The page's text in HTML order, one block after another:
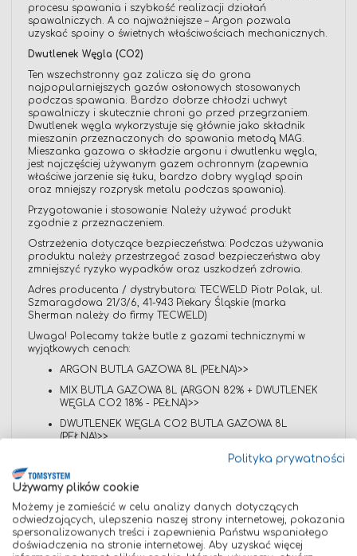
procesu spawania i szybkość realizacji działań
spawalniczych. A co najważniejsze – Argon pozwala
uzyskać spoiny o świetnych właściwościach mechanicznych.
Dwutlenek Węgla (CO2)
Ten wszechstronny gaz zalicza się do grona
najpopularniejszych gazów osłonowych stosowanych
podczas spawania. Bardzo dobrze chłodzi uchwyt
spawalniczy i skutecznie chroni go przed przegrzaniem.
Dwutlenek węgla wykorzystuje się głównie jako składnik
mieszanin przeznaczonych do spawania metodą MAG.
Mieszanka gazowa o składzie argonu i dwutlenku węgla,
jest najczęściej używanym gazem ochronnym (zapewnia
właściwe jarzenie się łuku, bardzo dobry wygląd spoin
oraz mniejszy rozprysk metalu podczas spawania).
Przygotowanie i stosowanie: Należy używać produkt
zgodnie z przeznaczeniem.
Ostrzeżenia dotyczące bezpieczeństwa: Podczas używania
produktu należy przestrzegać zasad bezpieczeństwa aby
zmniejszyć ryzyko wypadków oraz uszkodzeń zdrowia.
Adres producenta / dystrybutora: TECWELD Piotr Polak, ul.
Szmaragdowa 21/3/6, 41-943 Piekary Śląskie (marka
Sherman należy do firmy TECWELD)
Uwaga! Polecamy także butle z gazami technicznymi w
wyjątkowych cenach:
ARGON BUTLA GAZOWA 8L (PEŁNA)>>
MIX BUTLA GAZOWA 8L (ARGON 82% + DWUTLENEK
WĘGLA CO2 18% - PEŁNA)>>
DWUTLENEK WĘGLA CO2 BUTLA GAZOWA 8L
(PEŁNA)>>
Dane techniczne
Opinie
Polityka prywatności
Używamy plików cookie
Możemy je zamieścić w celu analizy danych dotyczących
odwiedzających, ulepszenia naszej strony internetowej, pokazania
spersonalizowanych treści i zapewnienia Państwu wspaniałego
doświadczenia na stronie internetowej. Aby uzyskać więcej